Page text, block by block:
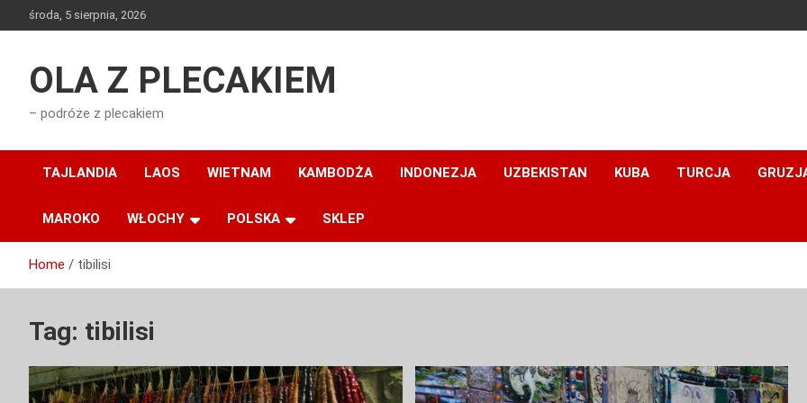
to
środa, 5 sierpnia, 2026
OLA Z PLECAKIEM
– podróże z plecakiem
TAJLANDIA LAOS WIETNAM KAMBODŻA INDONEZJA UZBEKISTAN KUBA TURCJA
MAROKO WŁOCHY POLSKA SKLEP
Home tibilisi
Tag: tibilisi